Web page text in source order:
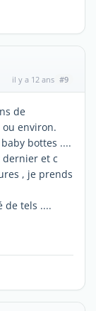
il y a 12 ans #9
de
environ.
bottes ....
et c
, je prends
de tels ....